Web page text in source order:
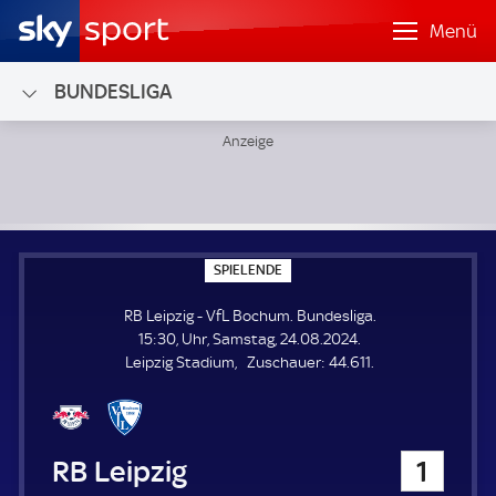
Menü
BUNDESLIGA
SPIELENDE
P
E
L
E
N
RB Leipzig - VfL Bochum. Bundesliga.
15:30, Uhr, Samstag, 24.08.2024.
Leipzig Stadium
Zuschauer: Z
44.611.
RB Leipzig 1